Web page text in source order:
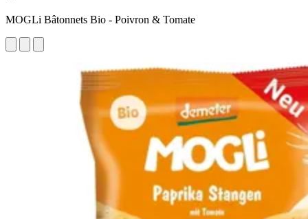
MOGLi Bâtonnets Bio - Poivron & Tomate